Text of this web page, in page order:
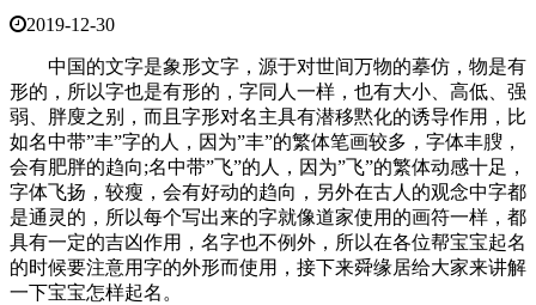
2019-12-30
中国的文字是象形文字，源于对世间万物的摹仿，物是有
形的，所以字也是有形的，字同人一样，也有大小、高低、强
弱、胖廋之别，而且字形对名主具有潜移黙化的诱导作用，比
如名中带”丰”字的人，因为”丰”的繁体笔画较多，字体丰膄，
会有肥胖的趋向;名中带”飞”的人，因为”飞”的繁体动感十足，
字体飞扬，较瘦，会有好动的趋向，另外在古人的观念中字都
是通灵的，所以每个写出来的字就像道家使用的画符一样，都
具有一定的吉凶作用，名字也不例外，所以在各位帮宝宝起名
的时候要注意用字的外形而使用，接下来舜缘居给大家来讲解
一下宝宝怎样起名。